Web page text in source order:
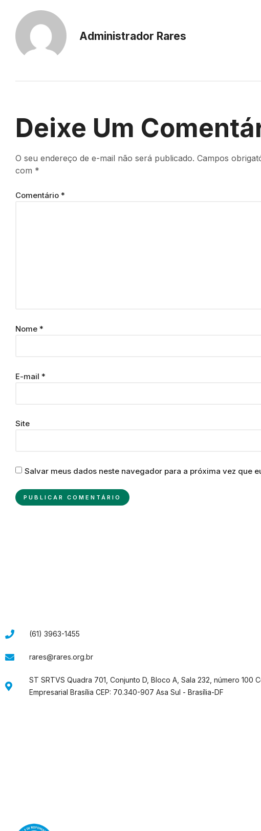
Administrador Rares
Deixe Um
O seu endereço de e-mail não será publicado. Campos
com *
Comentário *
Nome *
E-mail *
Site
Salvar meus dados neste navegador para a próxima vez que
(61) 3963-1455
rares@rares.org.br
ST SRTVS Quadra 701, Conjunto D, Bloco A, Sala 232, número 100
Empresarial Brasília CEP: 70.340-907 Asa Sul - Brasília-DF